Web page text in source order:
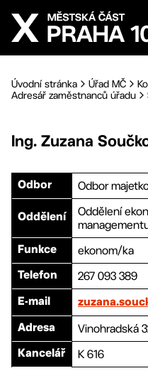
Přejít na hlavní obsah
Úvodní stránka Úřad MČ
Adresář zaměstnanců úřadu
Ing. Zuzana
Odbor Odbor
Oddělení
Oddělení
Funkce ekonom/ka
Telefon 267 093 389
E-mail
Adresa Vinohradská
Kancelář K 616